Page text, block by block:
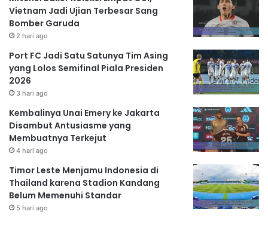
Vietnam Jadi Ujian Terbesar Sang
Bomber Garuda
2 hari ago
Port FC Jadi Satu Satunya Tim Asing
yang Lolos Semifinal Piala Presiden
2026
3 hari ago
Kembalinya Unai Emery ke Jakarta
Disambut Antusiasme yang
Membuatnya Terkejut
4 hari ago
Timor Leste Menjamu Indonesia di
Thailand karena Stadion Kandang
Belum Memenuhi Standar
5 hari ago